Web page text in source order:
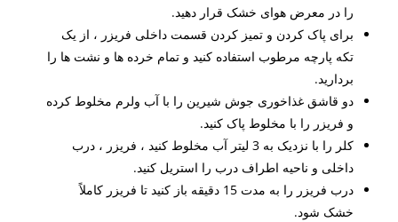
را در معرض هوای خشک قرار دهید.
برای پاک کردن و تمیز کردن قسمت داخلی فریزر ، از یک
تکه پارچه مرطوب استفاده کنید و تمام خرده ها و نشت ها را
بردارید.
دو قاشق غذاخوری جوش شیرین را با آب ولرم مخلوط کرده
و فریزر را با مخلوط پاک کنید.
کلر را با نزدیک به 3 لیتر آب مخلوط کنید ، فریزر ، درب
داخلی و ناحیه اطراف درب را استریل کنید.
درب فریزر را به مدت 15 دقیقه باز کنید تا فریزر کاملاً
خشک شود.